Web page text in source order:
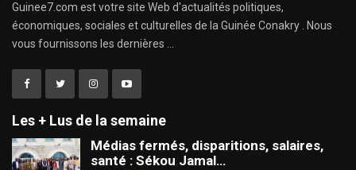
Guinee7.com est votre site Web d'actualités politiques,
économiques, sociales et culturelles de la Guinée Conakry . Nous
vous fournissons les dernières ...
Les + Lus de la semaine
Médias fermés, disparitions, salaires,
santé : Sékou Jamal…